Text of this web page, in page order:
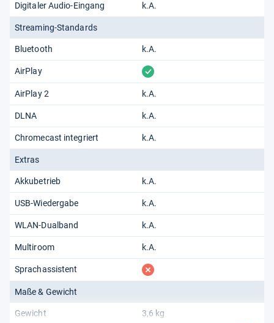
Digitaler Audio-Eingang k.A.
Streaming-Standards
Bluetooth k.A.
AirPlay vorhanden
AirPlay 2 k.A.
DLNA k.A.
Chromecast integriert k.A.
Extras
Akkubetrieb k.A.
USB-Wiedergabe k.A.
WLAN-Dualband k.A.
Multiroom k.A.
Sprachassistent fehlt
Maße & Gewicht
Gewicht 3,6 kg